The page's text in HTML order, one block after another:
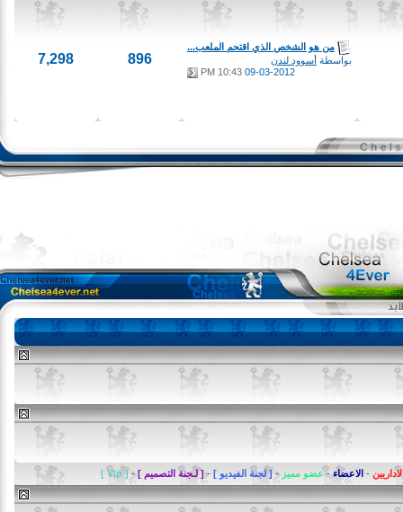
من هو الشخص الذي اقتحم الملعب...
بواسطةأسوود لندن
09-03-2012
10:43 PM
896
7,298
-الاعضاء-عضو مميز-[ لجنة الفيديو ]-[ لـجنة التصميم ]-
[ VIp ]